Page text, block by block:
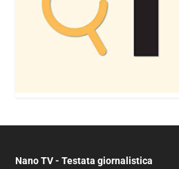
Nano TV - Testata giornalistica